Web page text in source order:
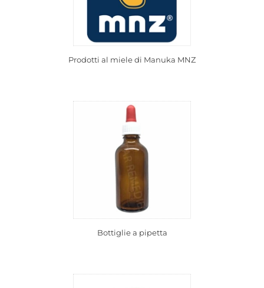
Prodotti al miele di Manuka MNZ
Bottiglie a pipetta